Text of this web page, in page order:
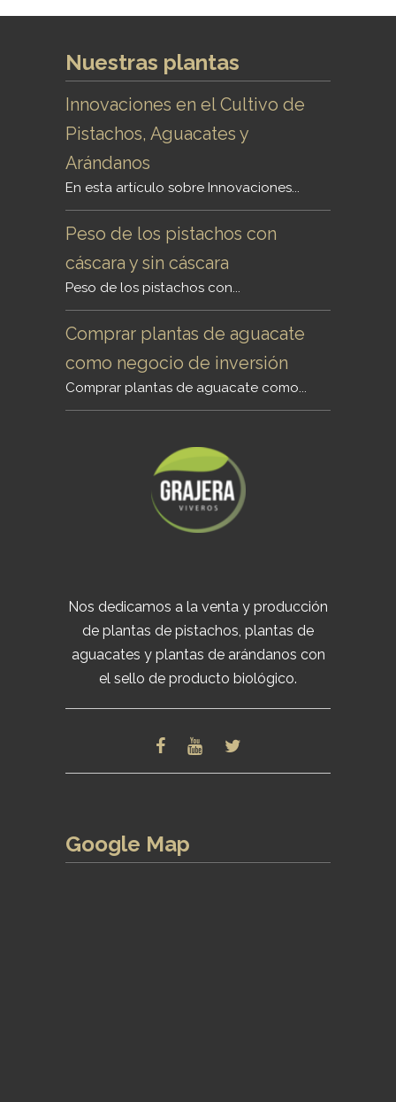
Nuestras plantas
Innovaciones en el Cultivo de
Pistachos, Aguacates y
Arándanos
En esta artículo sobre Innovaciones...
Peso de los pistachos con
cáscara y sin cáscara
Peso de los pistachos con...
Comprar plantas de aguacate
como negocio de inversión
Comprar plantas de aguacate como...
Nos dedicamos a la venta y producción
de plantas de pistachos, plantas de
aguacates y plantas de arándanos con
el sello de producto biológico.
Google Map